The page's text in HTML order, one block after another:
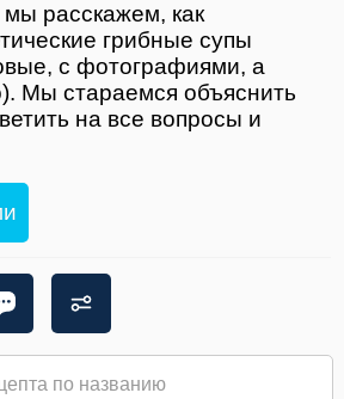
расскажем, как
грибные супы
с фотографиями, а
Мы стараемся объяснить
на все вопросы и